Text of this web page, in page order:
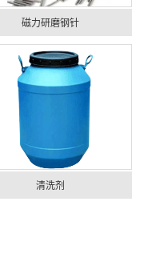
磁力研磨钢针
清洗剂